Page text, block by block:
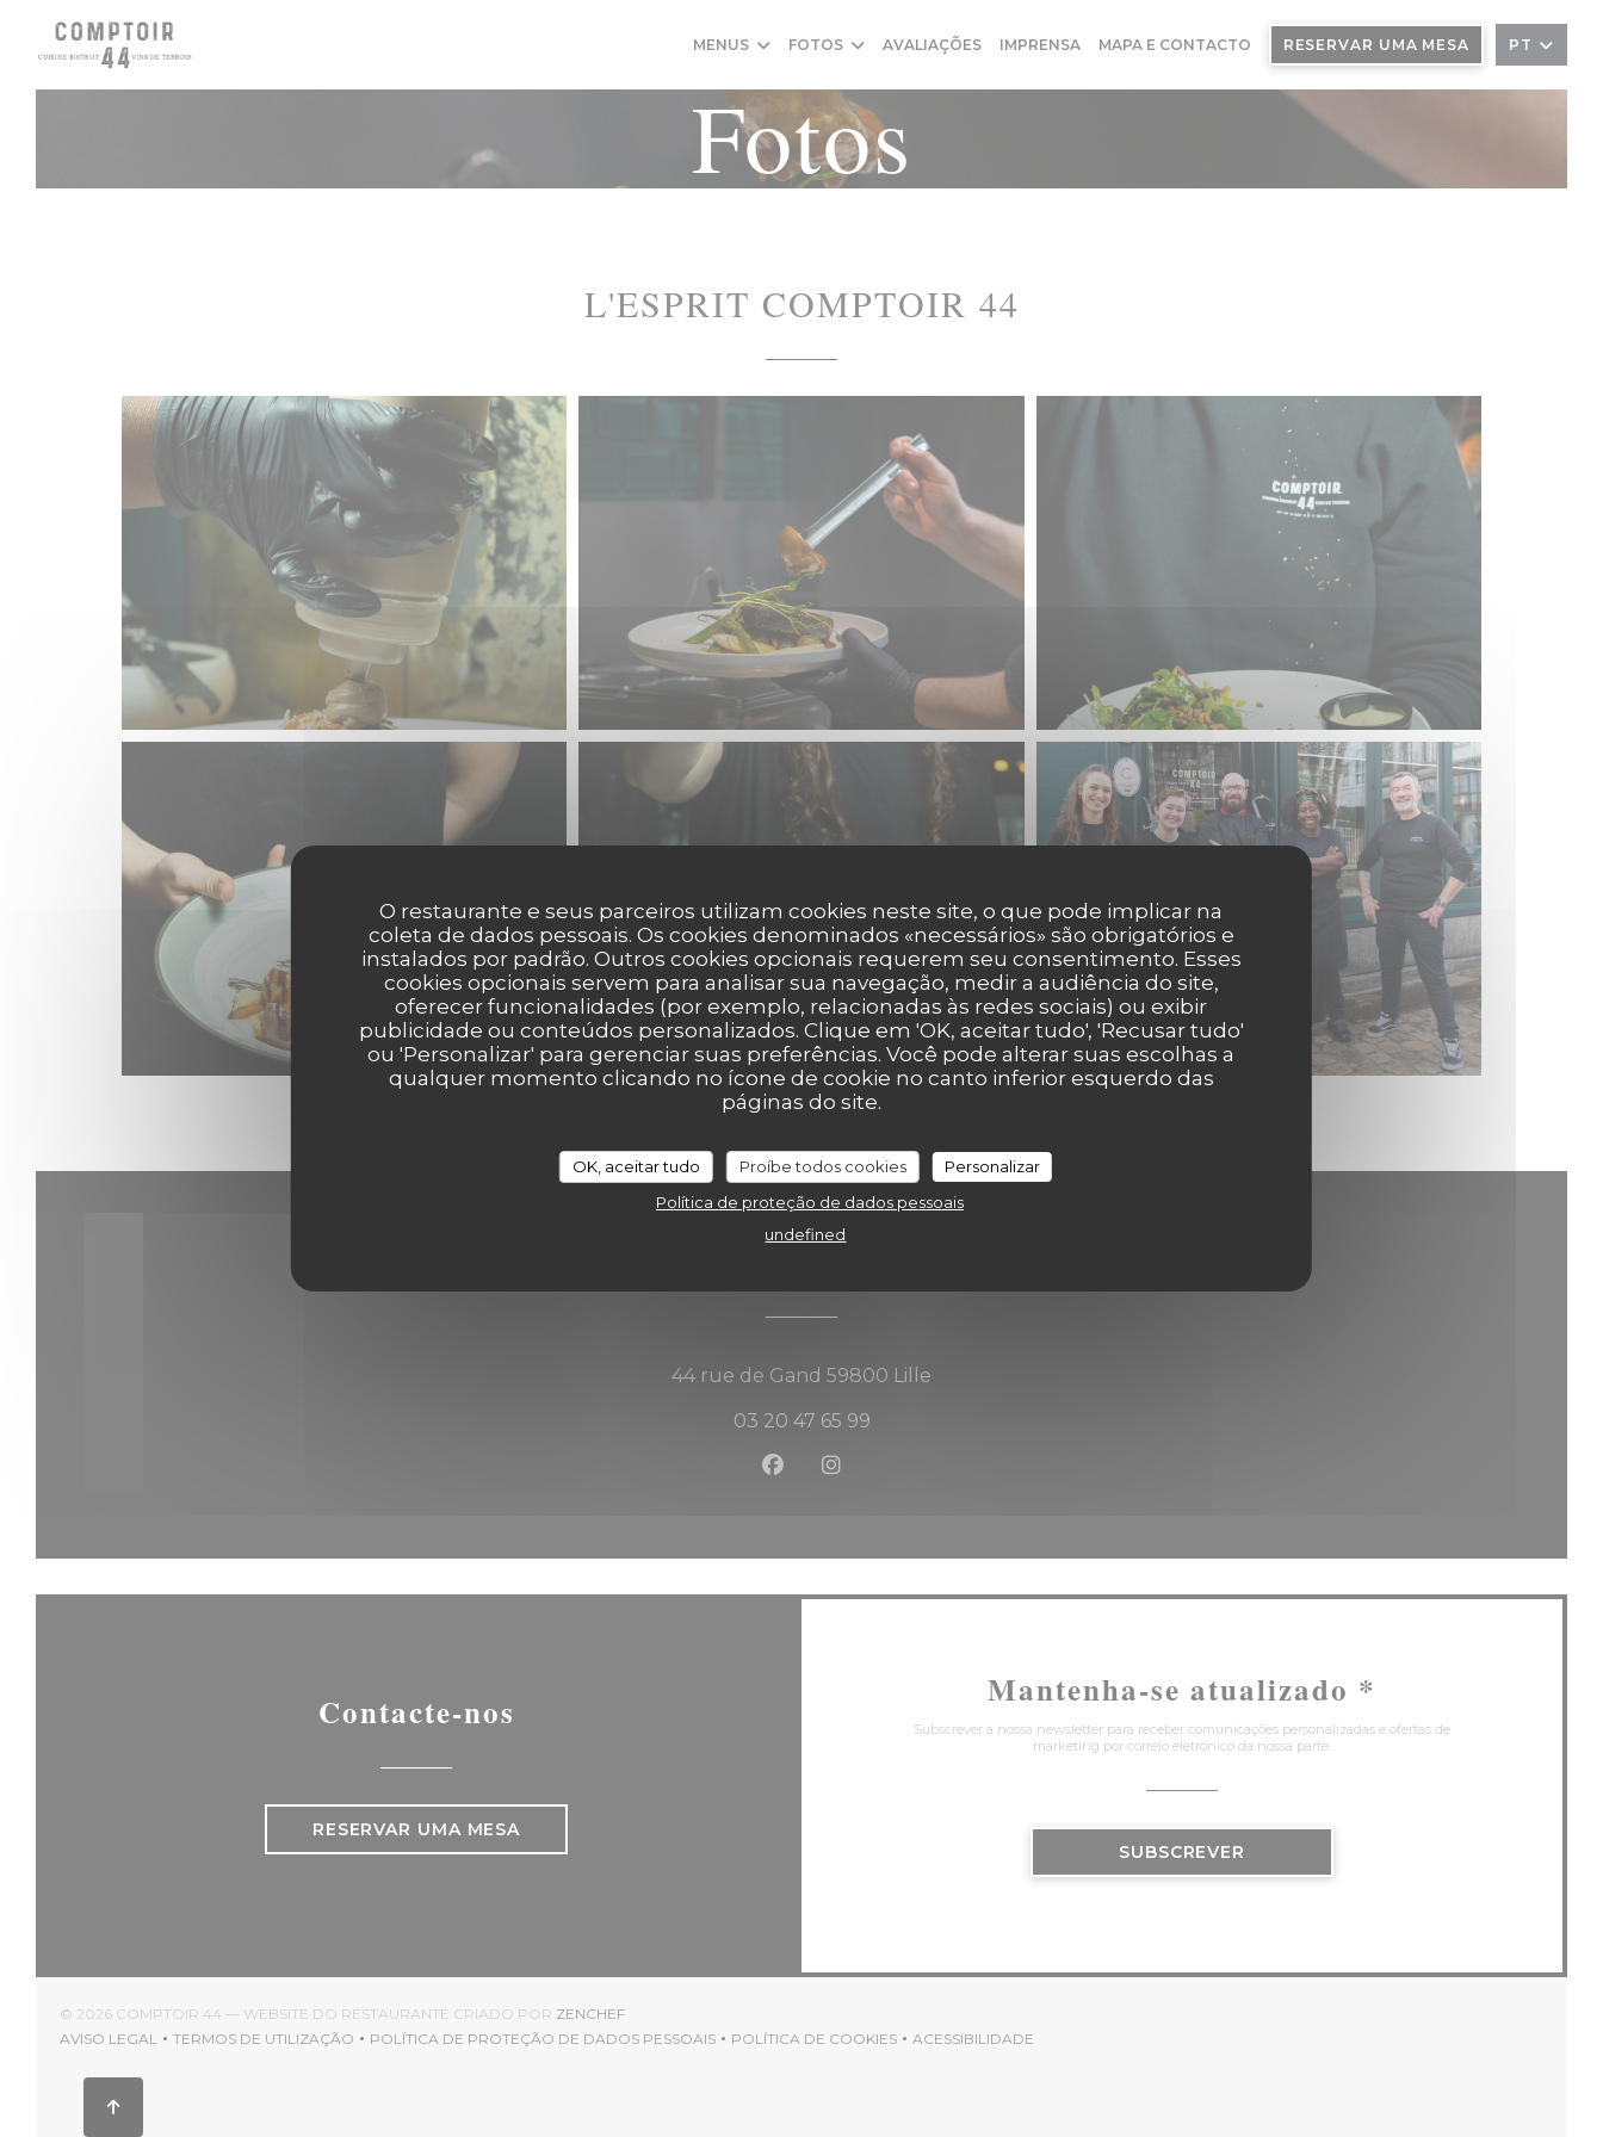
Painel de Gerenciamento de Cookies
O restaurante e seus parceiros utilizam cookies neste site, o que pode implicar na
coleta de dados pessoais. Os cookies denominados «necessários» são obrigatórios e
instalados por padrão. Outros cookies opcionais requerem seu consentimento. Esses
cookies opcionais servem para analisar sua navegação, medir a audiência do site,
oferecer funcionalidades (por exemplo, relacionadas às redes sociais) ou exibir
publicidade ou conteúdos personalizados. Clique em 'OK, aceitar tudo', 'Recusar tudo'
ou 'Personalizar' para gerenciar suas preferências. Você pode alterar suas escolhas a
qualquer momento clicando no ícone de cookie no canto inferior esquerdo das
páginas do site.
OK, aceitar tudo Proíbe todos cookies
Personalizar
Política de proteção de dados pessoais
undefined
MENUS FOTOS AVALIAÇÕES IMPRENSA MAPA E CONTACTO RESERVAR UMA MESA PT
Fotos
L'ESPRIT COMPTOIR 44
44 rue de Gand 59800 Lille
03 20 47 65 99
Facebook ((abre numa nova janela))
Instagram ((abre numa nova janela))
Contacte-nos
RESERVAR UMA MESA
Mantenha-se atualizado *
Subscrever a nossa newsletter para receber comunicações personalizadas e ofertas de
marketing por correio eletrónico da nossa parte.
SUBSCREVER
© 2026 COMPTOIR 44 — WEBSITE DO RESTAURANTE CRIADO POR ZENCHEF((ABRE NUMA NOVA JANELA))
AVISO LEGAL
((ABRE NUMA NOVA JANELA))
TERMOS DE UTILIZAÇÃO
((ABRE NUMA NOVA JANELA))
POLÍTICA DE PROTEÇÃO DE DADOS PESSOAIS
((ABRE NUMA NOVA JANELA))
POLÍTICA DE COOKIES
((ABRE NUMA NOVA JANELA))
ACESSIBILIDADE
((ABRE NUMA NOVA JANELA))